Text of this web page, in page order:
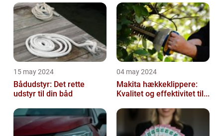
15 may 2024
Bådudstyr: Det rette
udstyr til din båd
04 may 2024
Makita hækkeklippere:
Kvalitet og effektivitet til...